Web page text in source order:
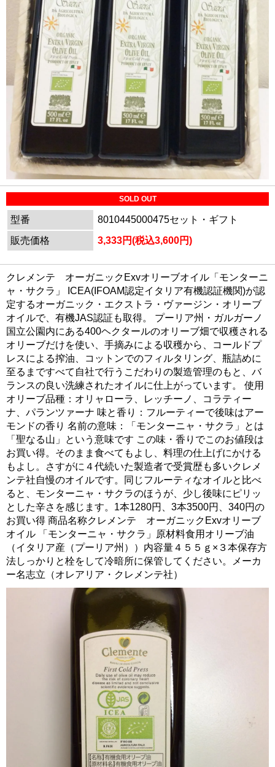
SOLD OUT
型番
8010445000475セット・ギフト
販売価格
3,333円(税込3,600円)
クレメンテ オーガニックExvオリーブオイル「モンターニ
ャ・サクラ」 ICEA(IFOAM認定イタリア有機認証機関)が認
定するオーガニック・エクストラ・ヴァージン・オリーブ
オイルで、有機JAS認証も取得。 プーリア州・ガルガーノ
国立公園内にある400ヘクタールのオリーブ畑で収穫される
オリーブだけを使い、手摘みによる収穫から、コールドプ
レスによる搾油、コットンでのフィルタリング、瓶詰めに
至るまですべて自社で行うこだわりの製造管理のもと、バ
ランスの良い洗練されたオイルに仕上がっています。 使用
オリーブ品種：オリャローラ、レッチーノ、コラティー
ナ、パランツァーナ 味と香り：フルーティーで後味はアー
モンドの香り 名前の意味：「モンターニャ・サクラ」とは
「聖なる山」という意味です この味・香りでこのお値段は
お買い得。そのまま食べてもよし、料理の仕上げにかける
もよし。さすがに４代続いた製造者で受賞歴も多いクレメ
ンテ社自慢のオイルです。同じフルーティなオイルと比べ
ると、モンターニャ・サクラのほうが、少し後味にピリッ
とした辛さを感じます。1本1280円、3本3500円、340円の
お買い得 商品名称クレメンテ オーガニックExvオリーブ
オイル 「モンターニャ・サクラ」原材料食用オリーブ油
（イタリア産（プーリア州））内容量４５５ｇ×３本保存方
法しっかりと栓をして冷暗所に保管してください。メーカ
ー名志立（オレアリア・クレメンテ社）